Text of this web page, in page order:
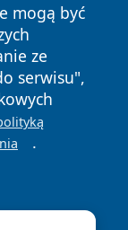
mogą być
ze
serwisu",
.
zastrzeżone.
Polityka
Cookies